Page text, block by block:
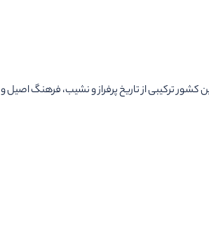
کشور ترکیبی از تاریخ پرفراز و نشیب، فرهنگ اصیل و